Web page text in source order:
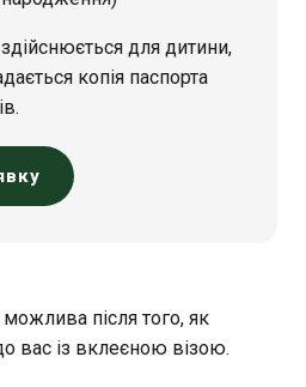
для дитини,
копія паспорта
можлива після того, як
вас із вклеєною візою.